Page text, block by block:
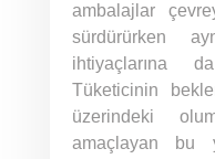
ambalajlar
sürdürürken
ihtiyaçlarına
Tüketicinin
üzerindeki
amaçlayan bu